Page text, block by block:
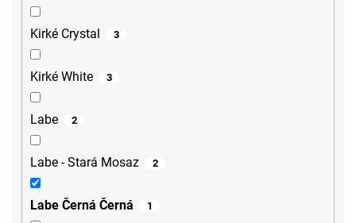
Kirké Crystal 3
Kirké White 3
Labe 2
Labe - Stará Mosaz 2
Labe Černá Černá 1